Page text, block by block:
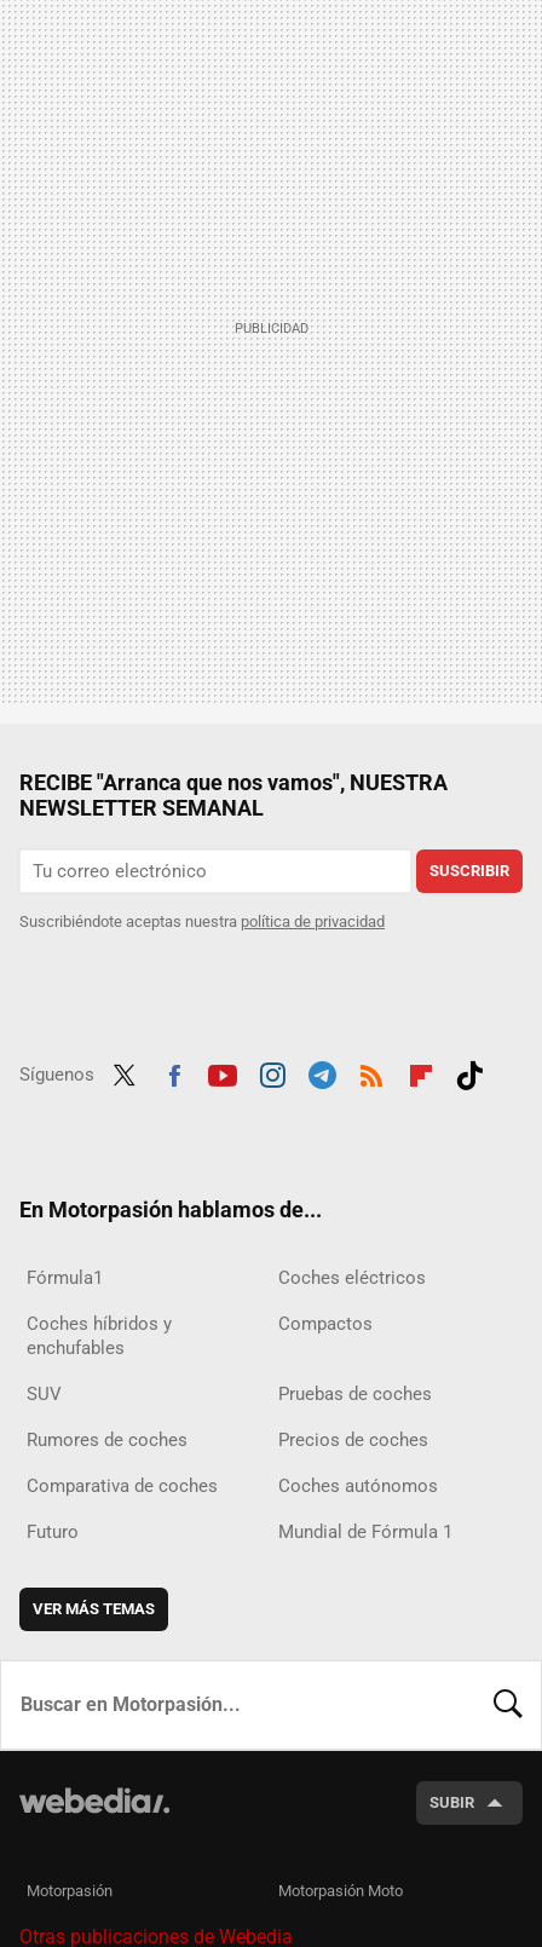
RECIBE "Arranca que nos vamos", NUESTRA
NEWSLETTER SEMANAL
SUSCRIBIR
Suscribiéndote aceptas nuestra política de privacidad
Síguenos
En Motorpasión hablamos de...
Fórmula1 Coches eléctricos
Coches híbridos y
enchufables
Compactos
SUV Pruebas de coches
Rumores de coches Precios de coches
Comparativa de coches Coches autónomos
Futuro Mundial de Fórmula 1
VER MÁS TEMAS
SUBIR
Motorpasión Motorpasión Moto
Otras publicaciones de Webedia